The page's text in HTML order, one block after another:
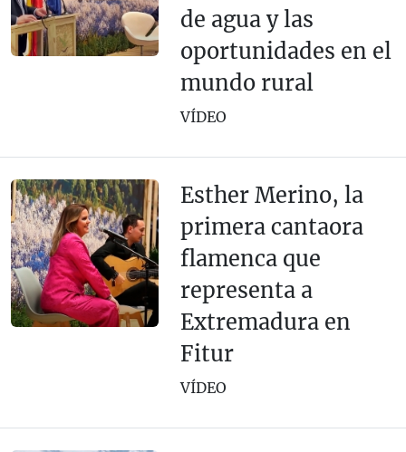
de agua y las
oportunidades en el
mundo rural
VÍDEO
Esther Merino, la
primera cantaora
flamenca que
representa a
Extremadura en
Fitur
VÍDEO